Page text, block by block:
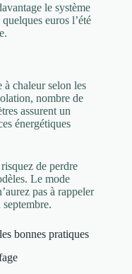
le système
euros l’été
chaleur selon les
nombre de
assurent un
énergétiques
de perdre
Le mode
pas à rappeler
bonnes pratiques